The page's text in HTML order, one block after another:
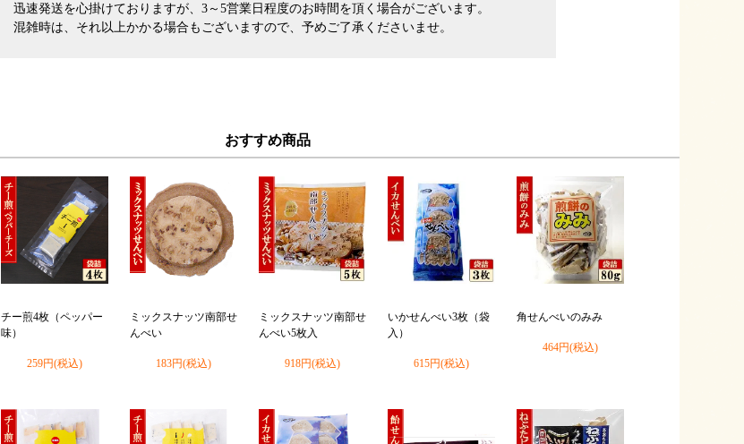
迅速発送を心掛けておりますが、3～5営業日程度のお時間を頂く場合がございます。
混雑時は、それ以上かかる場合もございますので、予めご了承くださいませ。
おすすめ商品
チー煎4枚（ペッパー
味）
259円(税込)
ミックスナッツ南部せ
んべい
183円(税込)
ミックスナッツ南部せ
んべい5枚入
918円(税込)
いかせんべい3枚（袋
入）
615円(税込)
角せんべいのみみ
464円(税込)